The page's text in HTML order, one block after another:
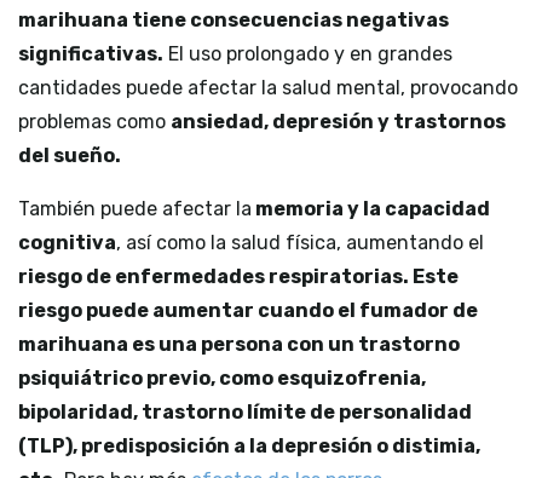
marihuana tiene consecuencias negativas
significativas. El uso prolongado y en grandes
cantidades puede afectar la salud mental, provocando
problemas como ansiedad, depresión y trastornos
del sueño.
También puede afectar la memoria y la capacidad
cognitiva, así como la salud física, aumentando el
riesgo de enfermedades respiratorias. Este
riesgo puede aumentar cuando el fumador de
marihuana es una persona con un trastorno
psiquiátrico previo, como esquizofrenia,
bipolaridad, trastorno límite de personalidad
(TLP), predisposición a la depresión o distimia,